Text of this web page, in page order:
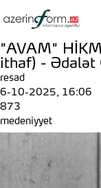
"AVAM"
ithaf) - Ədalət
resad
6-10-2025, 16:06
873
medeniyyet